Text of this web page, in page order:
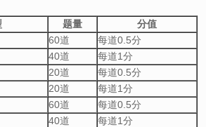
题量 分值
60道
每道0.5分
40道
每道1分
20道
每道0.5分
20道 每道1分
60道
每道0.5分
40道
每道1分